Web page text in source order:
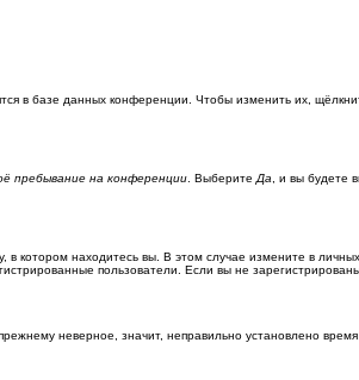
в базе данных конференции. Чтобы изменить их,
пребывание на конференции . Выберите Да , и вы будете
котором находитесь вы. В этом случае измените в
пользователи. Если вы не
неверное, значит, неправильно установлено